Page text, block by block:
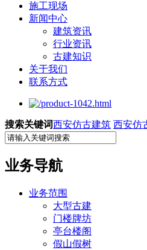
施工现场
新闻中心
建筑资讯
行业资讯
古建知识
关于我们
联系方式
搜索关键词西安仿古建筑 西安仿
业务导航
业务范围
大型古建
门楼牌坊
亭台楼阁
假山假树